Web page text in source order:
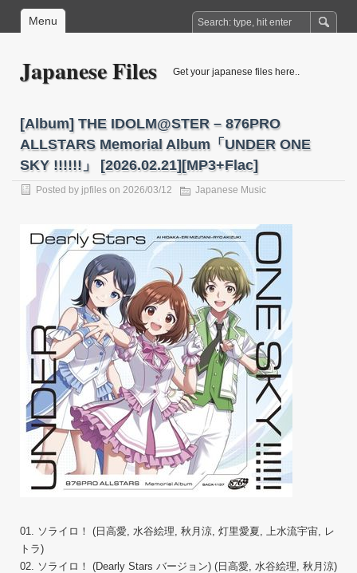
Menu
Japanese Files Get your japanese files here..
[Album] THE IDOLM@STER – 876PRO
ALLSTARS Memorial Album「UNDER ONE
SKY !!!!!!」 [2026.02.21][MP3+Flac]
Posted by jpfiles on 2026/03/12 Japanese Music
01. ソライロ！ (日高愛, 水谷絵理, 秋月涼, 灯里愛夏, 上水流宇宙, レ
トラ)
02. ソライロ！ (Dearly Stars バージョン) (日高愛, 水谷絵理, 秋月涼)